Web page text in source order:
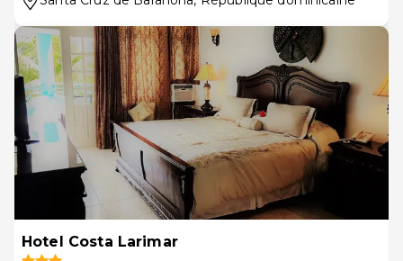
Hotel Costa Larimar